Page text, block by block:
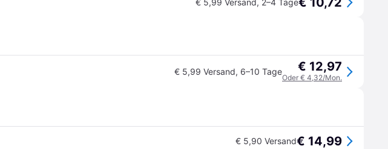
€ 5,99 Versand, 2–4 Tage
€ 5,99 Versand, 6–10 Tage € 12,97
Oder € 4,32/Mon.
€ 5,90 Versand€ 14,99